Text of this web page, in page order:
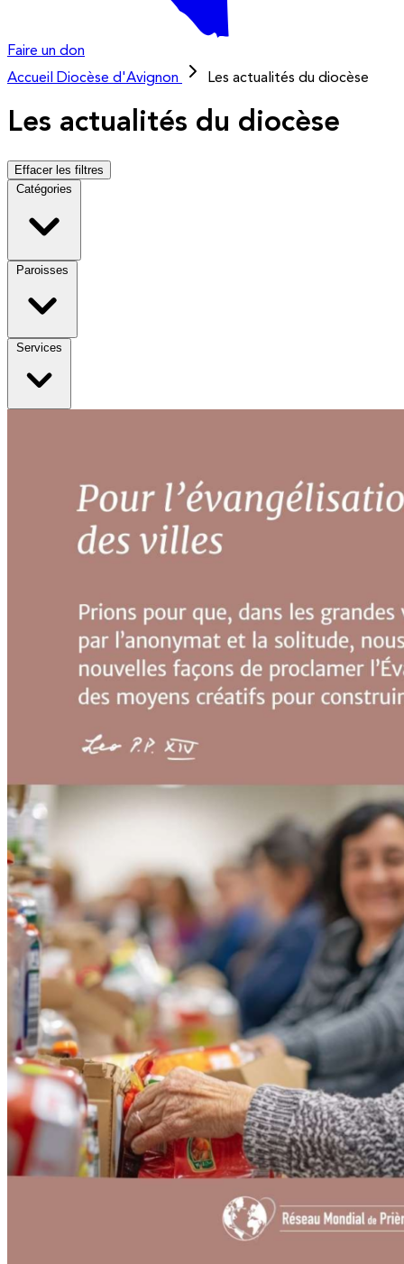
Faire un don
Accueil
Diocèse d'Avignon Les actualités du diocèse
Les actualités du diocèse
Effacer les filtres
Catégories
Paroisses
Services